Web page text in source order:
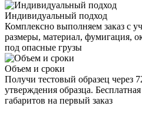
Индивидуальный подход
Комплексно выполняем заказ с
размеры, материал, фумигация,
под опасные грузы
Объем и сроки
Получи тестовый образец через
утверждения образца.
габаритов на первый заказ